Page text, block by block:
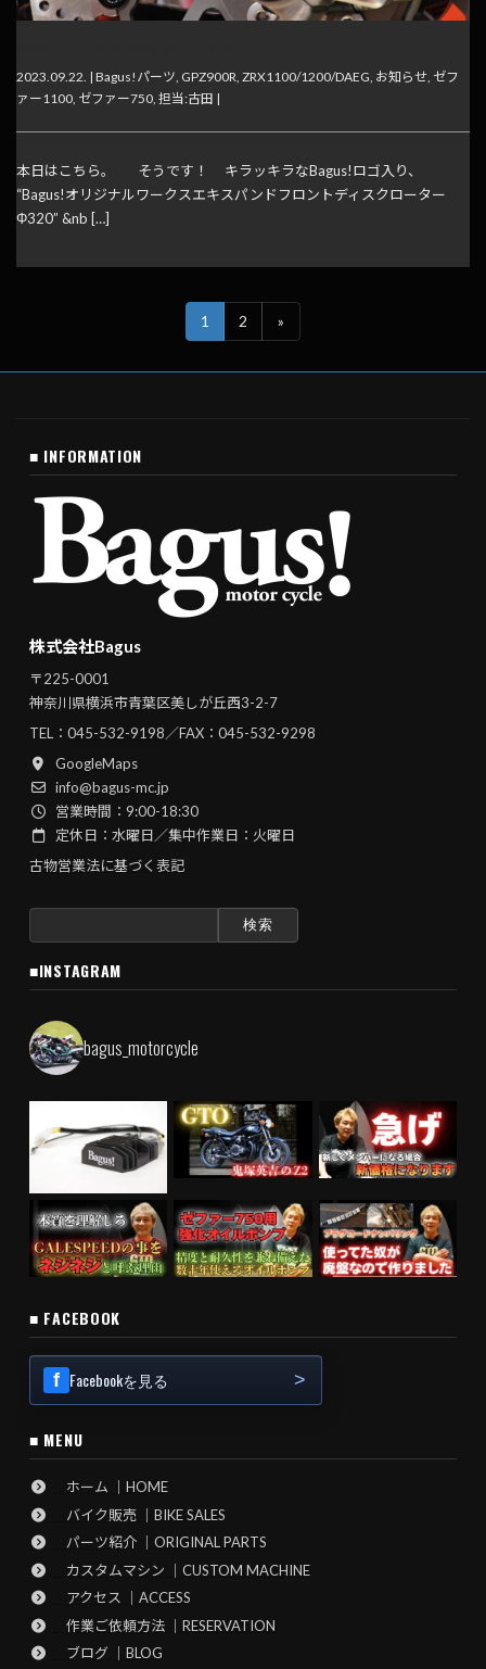
2023.09.22. | Bagus!パーツ GPZ900R ZRX1100/1200/DAEG お知らせ ゼフ
ァー1100 ゼファー750 担当:古田 |
本日はこちら。 そうです！ キラッキラなBagus!ロゴ入り、
“Bagus!オリジナルワークスエキスパンドフロントディスクローター
Φ320” &nb […]
1 2 »
■ INFORMATION
株式会社Bagus
〒225-0001
神奈川県横浜市青葉区美しが丘西3-2-7
TEL： 045-532-9198／FAX：045-532-9298
GoogleMaps
info@bagus-mc.jp
営業時間：9:00-18:30
定休日：水曜日／集中作業日：火曜日
古物営業法に基づく表記
検
■INSTAGRAM
bagus_motorcycle
■ FACEBOOK
Facebookを見る
■ MENU
ホーム ｜HOME
バイク販売 ｜BIKE SALES
パーツ紹介 ｜ORIGINAL PARTS
カスタムマシン ｜CUSTOM MACHINE
アクセス ｜ACCESS
作業ご依頼方法 ｜RESERVATION
ブログ ｜BLOG